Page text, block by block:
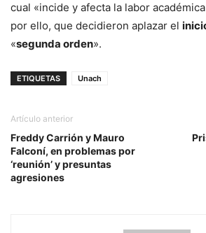
cual «incide y afecta la labor
por ello, que decidieron aplazar el
«segunda orden».
ETIQUETAS Unach
Artículo anterior
Freddy Carrión y Mauro
Falconí, en problemas por
‘reunión’ y presuntas
agresiones